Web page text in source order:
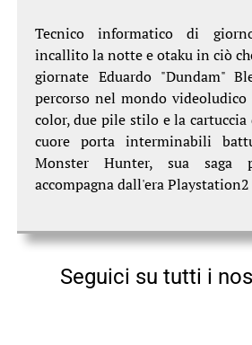
Tecnico informatico di
incallito la notte e otaku in ciò
giornate Eduardo "Dundam"
percorso nel mondo
color, due pile stilo e la cartuccia
cuore porta interminabili
Monster Hunter, sua saga
accompagna dall'era Playstation2
Seguici su tutti i